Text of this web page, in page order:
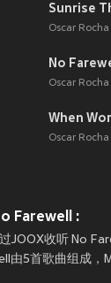
Sunrise
Oscar Rocha
No
Oscar Rocha
When
Oscar Rocha
Farewell :
JOOX收听 No
由5首歌曲组成，